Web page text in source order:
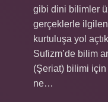
gibi dini bilimler
gerçeklerle
kurtuluşa yol
Sufizm’de bilim
(Şeriat) bilimi
ne…